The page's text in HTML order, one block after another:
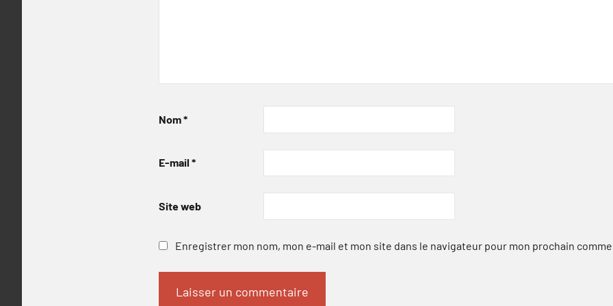
Nom*
E-mail *
Site web
Enregistrer mon nom, mon e-mail et mon site dans le navigateur pour mon prochain